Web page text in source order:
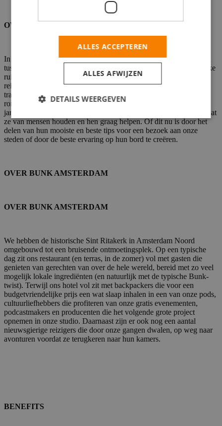
OVER BUNK
In de monumentale kerken van Bunk vind je een fascinerende mix
tussen een hostel, een hotel, een restaurant, een gemeenschappelijke
ruimte, een kunstgalerie, een culturele evenementenlocatie, een
reizigersparel en een favoriet bij de buurtbewoners. Zeker geen
traditioneel hospitality concept dus. Ons merk is vooral gebouwd
rondom persoonlijkheid, verbinding en verhalen. Eerder dan
jarenlange werkervaring, hebben onze teamleden vooral gemeen dat
ze van mensen houden en hen graag helpen. Of dit nu is door het
delen van hun mooiste en beste tips voor een bezoek aan onze
steden of door de beste ervaring op hun bord te creëren.
OVER BUNK AMSTERDAM
OVER BUNK AMSTERDAM
We hebben de historische Sint Ritakerk in Amsterdam Noord
omgebouwd tot een bruisende ontmoetingsplek. Op een typische
dag zit ons restaurant (en terras, in de zomer) vol met gasten die
genieten van gerechten van over de hele wereld, bereid met zo veel
mogelijk lokale ingrediënten (en natuurlijk met de typische Bunk-
twist). Terwijl ons hotel vol zit met backpackers die voor een
budgetvriendelijke prijs een wat slaap inhalen in een van onze pods,
cultuurliefhebbers die profiteren van onze gratis evenementen,
podcastmakers en producenten die het volgende grote project
opnemen in onze studio. Daarnaast zijn er ook nog een aantal
nieuwsgierige reizigers die door onze gangen dwalen, op weg naar
avonturen voordat ze terugkeren naar hun kamers.
BENEFITS
ALLES ACCEPTEREN
ALLES AFWIJZEN
DETAILS WEERGEVEN